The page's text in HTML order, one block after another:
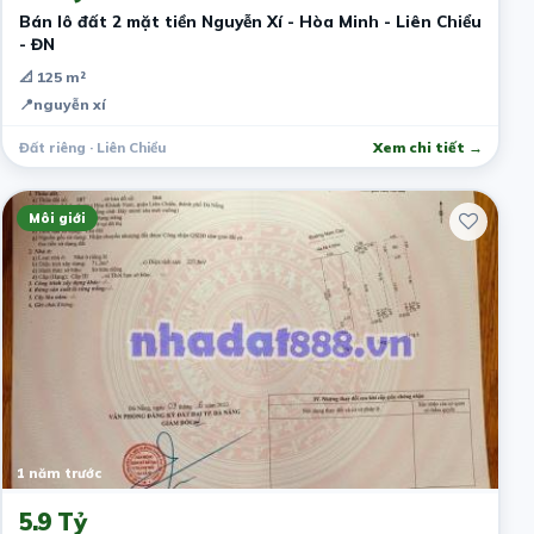
Bán lô đất 2 mặt tiền Nguyễn Xí - Hòa Minh - Liên Chiểu
- ĐN
📐 125 m²
📍nguyễn xí
Đất riêng · Liên Chiểu Xem chi tiết →
Môi giới
1 năm trước
5.9 Tỷ